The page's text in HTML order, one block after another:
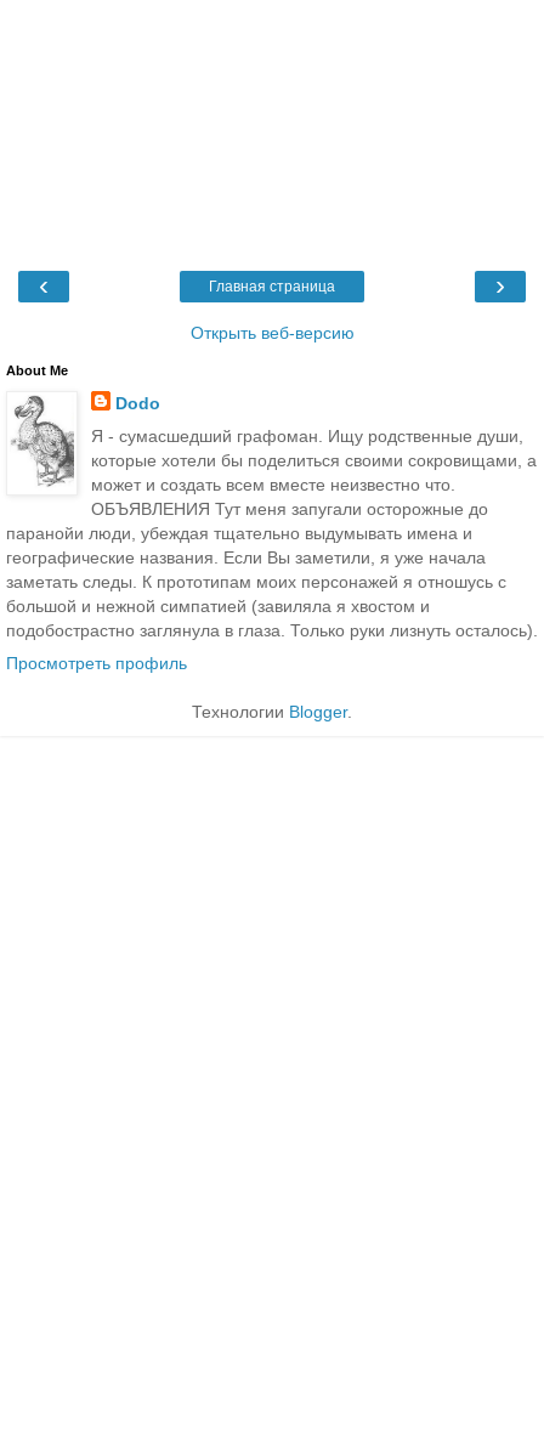
‹ ›
Главная страница
Открыть веб-версию
About Me
Dodo
Я - сумасшедший графоман. Ищу родственные души,
которые хотели бы поделиться своими сокровищами, а
может и создать всем вместе неизвестно что.
ОБЪЯВЛЕНИЯ Тут меня запугали осторожные до
паранойи люди, убеждая тщательно выдумывать имена и
географические названия. Если Вы заметили, я уже начала
заметать следы. К прототипам моих персонажей я отношусь с
большой и нежной симпатией (завиляла я хвостом и
подобострастно заглянула в глаза. Только руки лизнуть осталось).
Просмотреть профиль
Технологии Blogger.